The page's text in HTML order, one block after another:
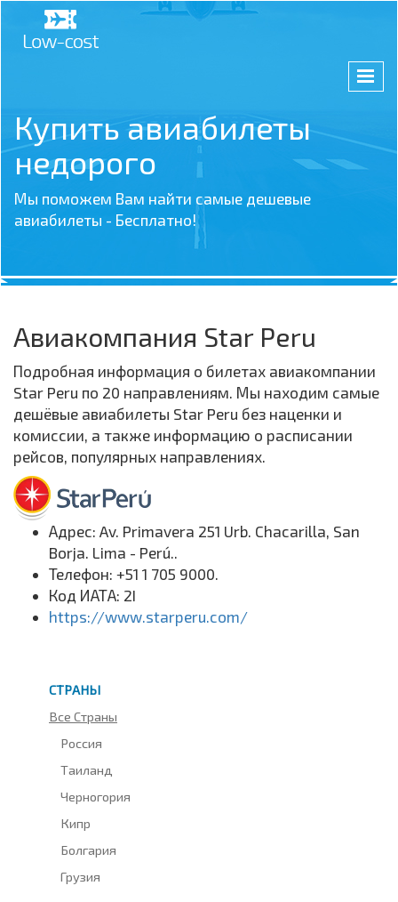
Купить авиабилеты
недорого
Мы поможем Вам найти самые дешевые
авиабилеты - Бесплатно!
Авиакомпания Star Peru
Подробная информация о билетах авиакомпании
Star Peru по 20 направлениям. Мы находим самые
дешёвые авиабилеты Star Peru без наценки и
комиссии, а также информацию о расписании
рейсов, популярных направлениях.
Адрес: Av. Primavera 251 Urb. Chacarilla, San
Borja. Lima - Perú..
Телефон: +51 1 705 9000.
Код ИАТА: 2I
https://www.starperu.com/
СТРАНЫ
Все Страны
Россия
Таиланд
Черногория
Кипр
Болгария
Грузия